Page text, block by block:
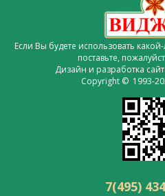
Если Вы будете использовать
поставьте,
Дизайн и разработка
Copyright © 1993-
7(495)